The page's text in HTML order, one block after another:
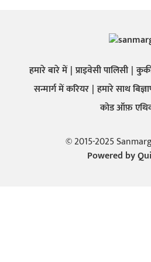
हमारे बारे में प्राइवेसी पालिसी
सन्मार्ग में करियर हमारे साथ
कोड ऑफ़
© 2015-2025
Powered by